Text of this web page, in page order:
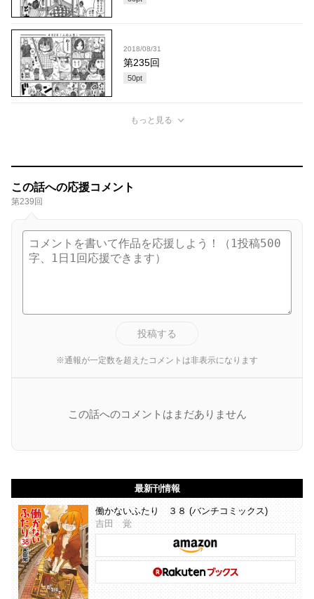
2018/08/31
第235回
50pt
もっと見る
この話への応援コメント
第239回
投稿する
※通報が一定数を超えたコメントは非表示になります
この話へのコメントはまだありません
最新刊情報
働かないふたり ３８ (バンチコミックス)
吉田 覚